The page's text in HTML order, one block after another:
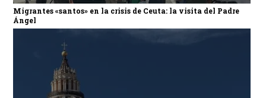
Migrantes «santos» en la crisis de Ceuta: la visita del Padre
Ángel